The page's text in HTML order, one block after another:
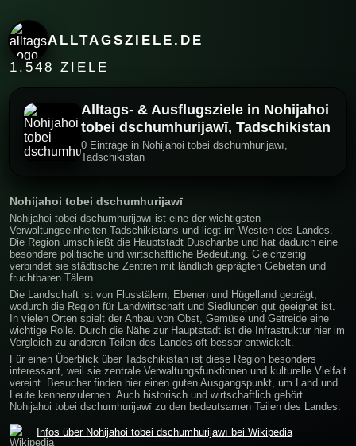
ALLTAGSZIELE.DE
1.548 ZIELE
Alltags- & Ausflugsziele in Nohijahoi
tobei dschumhurijawī, Tadschikistan
0 Einträge in Nohijahoi tobei dschumhurijawī,
Tadschikistan
Nohijahoi tobei dschumhurijawī
Nohijahoi tobei dschumhurijawī ist eine der wichtigsten
Verwaltungseinheiten Tadschikistans und liegt im Westen des Landes.
Die Region umschließt die Hauptstadt Duschanbe und hat dadurch eine
besondere politische und wirtschaftliche Bedeutung. Gleichzeitig
verbindet sie städtische Zentren mit ländlich geprägten Gebieten und
fruchtbaren Tälern.
Die Landschaft ist von Flusstälern, Ebenen und Hügelland geprägt,
wodurch die Region für Landwirtschaft und Siedlungen gut geeignet ist.
In vielen Orten spielt der Anbau von Obst, Gemüse und Getreide eine
wichtige Rolle. Durch die Nähe zur Hauptstadt ist die Infrastruktur hier im
Vergleich zu anderen Teilen des Landes oft besser entwickelt.
Für einen Überblick über Tadschikistan ist diese Region besonders
interessant, weil sie zentrale Verwaltungsfunktionen und kulturelle Vielfalt
vereint. Besucher finden hier einen guten Ausgangspunkt, um Land und
Leute kennenzulernen. Auch historisch und wirtschaftlich gehört
Nohijahoi tobei dschumhurijawī zu den bedeutsamen Teilen des Landes.
Infos über Nohijahoi tobei dschumhurijawī bei Wikipedia